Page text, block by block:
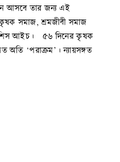
আসবে তার জন্য এই
সমাজ, শ্রমজীবী সমাজ
আইচ। ৫৬ দিনের কৃষক
অতি ‘পরাক্রম’। ন্যায়সঙ্গত